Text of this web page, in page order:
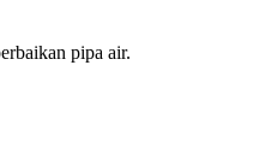
pipa air.